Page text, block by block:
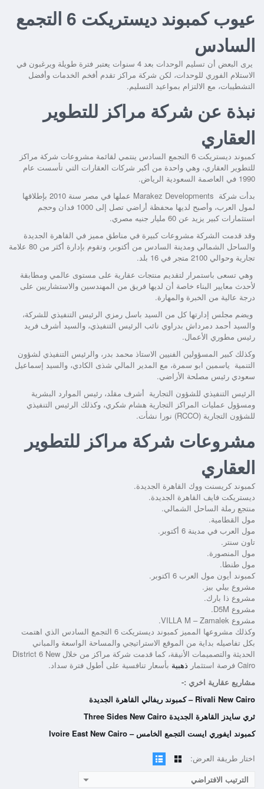
عيوب كمبوند ديستريكت 6 التجمع
السادس
يرى البعض أن تسليم الوحدات بعد 4 سنوات يعتبر فترة طويلة ويرغبون في
الاستلام الفوري للوحدات، لكن شركة مراكز تقدم أفخم الخدمات وأفضل
التشطيبات، مع الالتزام بمواعيد التسليم.
نبذة عن شركة مراكز للتطوير
العقاري
كمبوند ديستريكت 6 التجمع السادس
ينتمي لقائمة مشروعات شركة مراكز
للتطوير العقاري، وهي واحدة من أكبر شركات العقارات التي تأسست عام
1990 في العاصمة السعودية الرياض.
بدأت شركة Marakez Developments عملها في مصر سنة 2010 بإطلاقها
لمول العرب، وأصبح لديها محفظة أراضي تصل إلى 1000 فدان وحجم
استثمارات كبير يزيد عن 60 مليار جنيه مصري.
وقد قدمت الشركة مشروعات كبيرة في مناطق مميز في القاهرة الجديدة
والساحل الشمالي ومدينة السادس من أكتوبر، وتقوم بإدارة أكثر من 80 علامة
تجارية وحوالي 2100 متجر في 16 بلد.
وهي تسعى باستمرار لتقديم منتجات عقارية على مستوى عالمي ومطابقة
لأحدث معايير البناء خاصة أن لديها فريق من المهندسين والاستشاريين على
درجة عالية من الخبرة والمهارة.
ويضم مجلس إدارتها كل من السيد باسل رمزي الرئيس التنفيذي للشركة،
والسيد أحمد دمرداش بدراوي نائب الرئيس التنفيذي، والسيد أشرف فريد
رئيس مطوري الأعمال.
وكذلك كبير المسؤولين الفنيين الاستاذ محمد بدر، والرئيس التنفيذي لشؤون
التنمية ياسمين ابو سمرة، مع المدير المالي شذى الكادي، والسيد إسماعيل
سعودي رئيس مصلحة الأراضي.
الرئيس التنفيذي للشؤون التجارية أشرف مقلد، رئيس الموارد البشرية
ومسؤول عمليات المراكز التجارية هشام شكري، وكذلك الرئيس التنفيذي
للشؤون التجارية (RCCO) نورا نشأت.
مشروعات شركة مراكز للتطوير
العقاري
كمبوند كريسنت ووك القاهرة الجديدة.
ديستريكت فايف القاهرة الجديدة.
منتجع رملة الساحل الشمالي.
مول القطامية.
مول العرب في مدينة 6 أكتوبر.
تاون سنتر.
مول المنصورة.
مول طنطا.
كمبوند أيون مول العرب 6 اكتوبر.
مشروع بيلي بيز.
مشروع ذا بارك.
مشروع D5M.
مشروع VILLA M – Zamalek.
وكذلك مشروعها المميز كمبوند ديستريكت 6 التجمع السادس
الذي اهتمت
بكل تفاصيله بداية من الموقع الاستراتيجي والمساحة الواسعة والمباني
الحديثة والتصميمات الأنيقة، كما قدمت شركة مراكز من خلال District 6 New
Cairo فرصة استثمار ذهبية بأسعار تنافسية على أطول فترة سداد.
مشاريع عقارية اخري :-
Rivali New Cairo – كمبوند ريفالي القاهرة الجديدة
ثري سايدز القاهرة الجديدة Three Sides New Cairo
كمبوند ايفوري ايست التجمع الخامس – Ivoire East New Cairo
اختار طريقة العرض:
الترتيب الافتراضي